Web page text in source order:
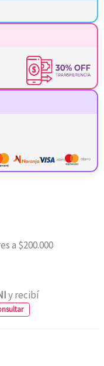
a $200.000
y recibí